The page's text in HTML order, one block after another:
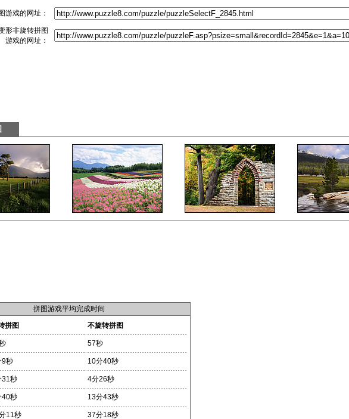
游戏的网址：
形非旋转拼图
游戏的网址：
拼图游戏平均完成时间
拼图
不旋转拼图
57秒
9秒 10分40秒
31秒 4分26秒
40秒 13分43秒
11秒 37分18秒